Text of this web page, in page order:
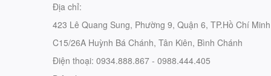
Địa chỉ:
423 Lê Quang Sung, Phường 9, Quận 6, TP.Hồ Chí
C15/26A Huỳnh Bá Chánh, Tân Kiên, Bình Chánh
Điện thoại: 0934.888.867 - 0988.444.405